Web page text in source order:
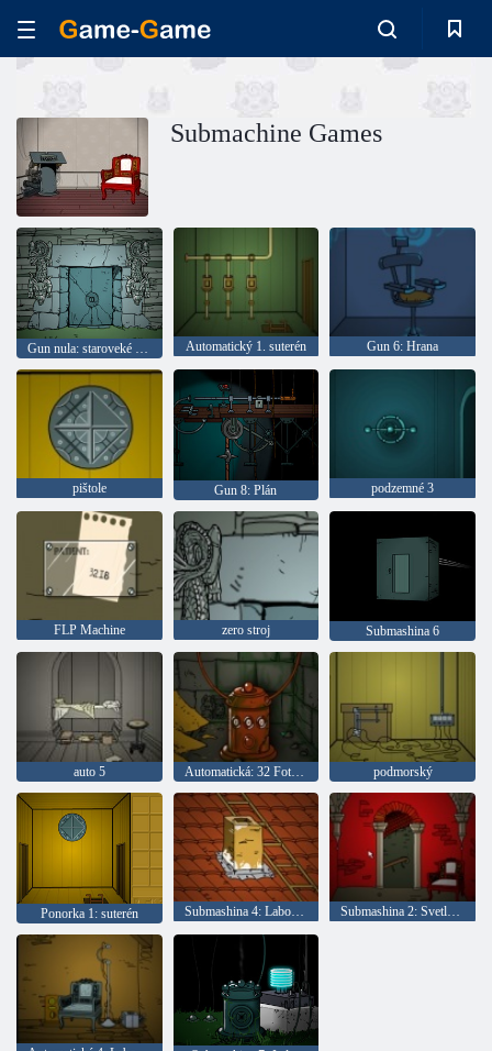
Submachine Games
Gun nula: staroveké dobrodružstvo Automatický 1. suterén Gun 6: Hrana
pištole Gun 8: Plán podzemné 3
FLP Machine zero stroj Submashina 6
auto 5 Automatická: 32 Fotoaparát podmorský
Ponorka 1: suterén Submashina 4: Laboratory Submashina 2: Svetlo v dome